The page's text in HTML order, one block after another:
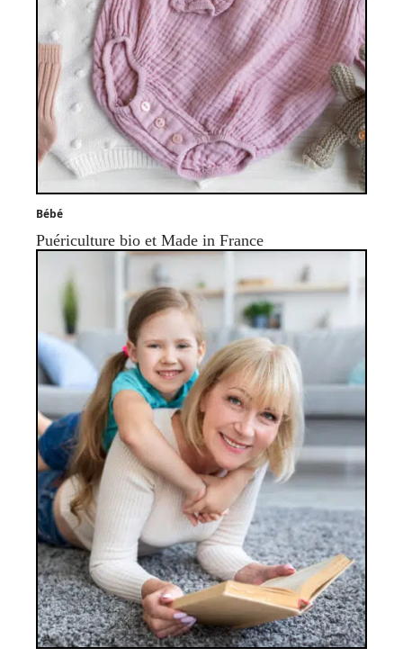
Bébé
Puériculture bio et Made in France